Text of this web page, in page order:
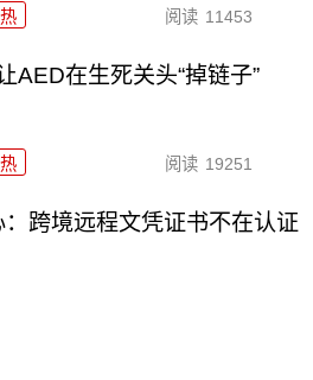
阅读 11453
AED在生死关头“掉链子”
阅读 19251
跨境远程文凭证书不在认证